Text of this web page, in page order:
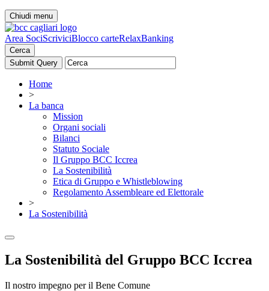
Chiudi menu
Area SociScriviciBlocco carteRelaxBanking
Cerca
Home
>
La banca
Mission
Organi sociali
Bilanci
Statuto Sociale
Il Gruppo BCC Iccrea
La Sostenibilità
Etica di Gruppo e Whistleblowing
Regolamento Assembleare ed Elettorale
>
La Sostenibilità
La Sostenibilità del Gruppo BCC Iccrea
Il nostro impegno per il Bene Comune